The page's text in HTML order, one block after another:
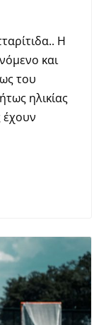
Η
και
του
ηλικίας
έχουν